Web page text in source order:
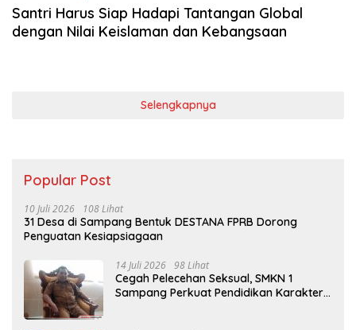
Santri Harus Siap Hadapi Tantangan Global
dengan Nilai Keislaman dan Kebangsaan
Selengkapnya
Popular Post
10 Juli 2026 108 Lihat
31 Desa di Sampang Bentuk DESTANA FPRB Dorong
Penguatan Kesiapsiagaan
14 Juli 2026 98 Lihat
Cegah Pelecehan Seksual, SMKN 1
Sampang Perkuat Pendidikan Karakter